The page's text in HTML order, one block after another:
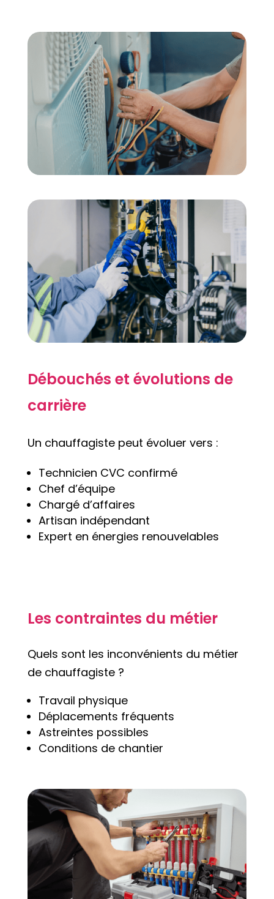
Débouchés et évolutions de
carrière
Un chauffagiste peut évoluer vers :
Technicien CVC confirmé
Chef d’équipe
Chargé d’affaires
Artisan indépendant
Expert en énergies renouvelables
Les contraintes du métier
Quels sont les inconvénients du métier
de chauffagiste ?
Travail physique
Déplacements fréquents
Astreintes possibles
Conditions de chantier